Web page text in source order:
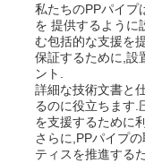
私たちのPPパイプ
を 提供するように
む包括的な支援を
保証するために,設
ント.
詳細な技術文書と
るのに役立ちます.
を支援するために
さらに,PPパイプ
ティスを推進する